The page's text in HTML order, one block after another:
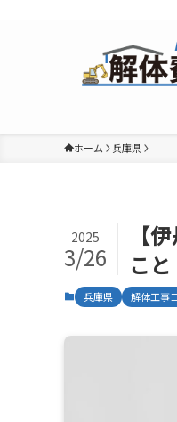
ホーム 兵庫県
【
こと
2025
3/26
兵庫県 解体工事